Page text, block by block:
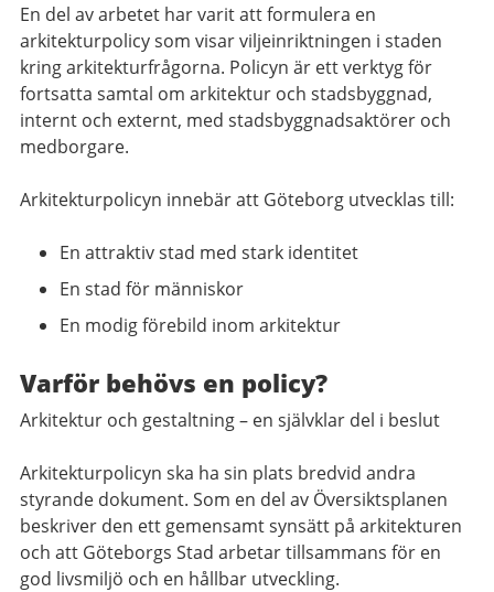
En del av arbetet har varit att formulera en
arkitekturpolicy som visar viljeinriktningen i staden
kring arkitekturfrågorna. Policyn är ett verktyg för
fortsatta samtal om arkitektur och stadsbyggnad,
internt och externt, med stadsbyggnadsaktörer och
medborgare.
Arkitekturpolicyn innebär att Göteborg utvecklas till:
En attraktiv stad med stark identitet
En stad för människor
En modig förebild inom arkitektur
Varför behövs en policy?
Arkitektur och gestaltning – en självklar del i beslut
Arkitekturpolicyn ska ha sin plats bredvid andra
styrande dokument. Som en del av Översiktsplanen
beskriver den ett gemensamt synsätt på arkitekturen
och att Göteborgs Stad arbetar tillsammans för en
god livsmiljö och en hållbar utveckling.